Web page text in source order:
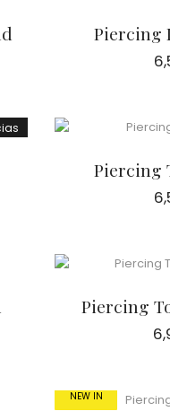
Piercing
Piercing
Piercing
NEW IN